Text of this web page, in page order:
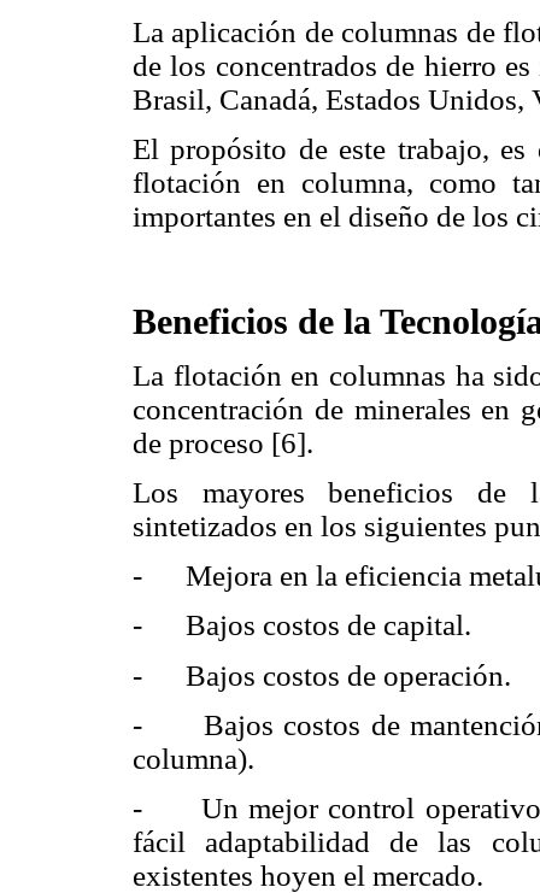
La aplicación de columnas de
de los concentrados de hierro
Brasil, Canadá, Estados Unidos,
El propósito de este trabajo,
flotación en columna, como
importantes en el diseño de los
Beneficios de la
La flotación en columnas ha
concentración de minerales en
de proceso [6].
Los mayores beneficios de
sintetizados en los siguientes
- Mejora en la eficiencia
- Bajos costos de capital.
- Bajos costos de operación.
- Bajos costos de
columna).
- Un mejor control operativo
fácil adaptabilidad de las
existentes hoyen el mercado.